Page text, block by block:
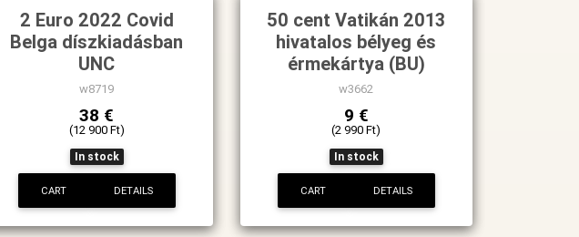
2 Euro 2022 Covid
Belga díszkiadásban
UNC
w8719
38 €
(12 900 Ft)
In stock
CART DETAILS
50 cent Vatikán 2013
hivatalos bélyeg és
érmekártya (BU)
w3662
9 €
(2 990 Ft)
In stock
CART DETAILS